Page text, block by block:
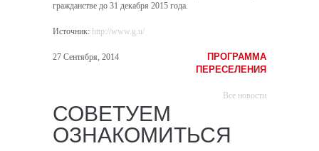
гражданстве до 31 декабря 2015 года.
Источник: http://www.g.u/
27 Сентября, 2014
ПРОГРАММА
ПЕРЕСЕЛЕНИЯ
Все новости
СОВЕТУЕМ
ОЗНАКОМИТЬСЯ